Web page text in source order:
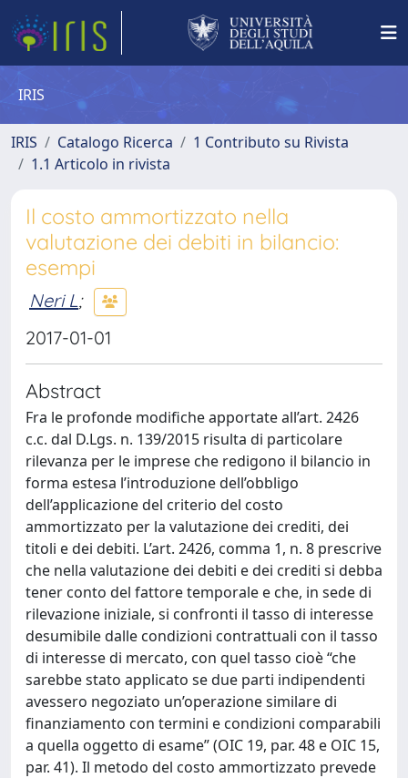
IRIS
IRIS Catalogo Ricerca
1 Contributo su Rivista
1.1 Articolo in rivista
Il costo ammortizzato nella
valutazione dei debiti in bilancio:
esempi
Neri L;
2017-01-01
Abstract
Fra le profonde modifiche apportate all’art. 2426
c.c. dal D.Lgs. n. 139/2015 risulta di particolare
rilevanza per le imprese che redigono il bilancio in
forma estesa l’introduzione dell’obbligo
dell’applicazione del criterio del costo
ammortizzato per la valutazione dei crediti, dei
titoli e dei debiti. L’art. 2426, comma 1, n. 8 prescrive
che nella valutazione dei debiti e dei crediti si debba
tener conto del fattore temporale e che, in sede di
rilevazione iniziale, si confronti il tasso di interesse
desumibile dalle condizioni contrattuali con il tasso
di interesse di mercato, con quel tasso cioè “che
sarebbe stato applicato se due parti indipendenti
avessero negoziato un’operazione similare di
finanziamento con termini e condizioni comparabili
a quella oggetto di esame” (OIC 19, par. 48 e OIC 15,
par. 41). Il metodo del costo ammortizzato prevede